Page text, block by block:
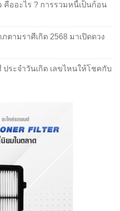
คืออะไร ? การรวมหนี้เป็นก้อน
ตามราศีเกิด 2568 มาเปิดดวง
ประจำวันเกิด เลขไหนให้โชคกับ